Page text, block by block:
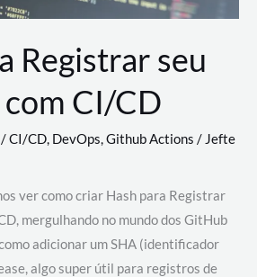
Registrar seu
CI/CD
/CI/CD, DevOps,Github Actions /Jefte
ver como criar Hash para Registrar
mergulhando no mundo dos GitHub
adicionar um SHA (identificador
algo super útil para registros de